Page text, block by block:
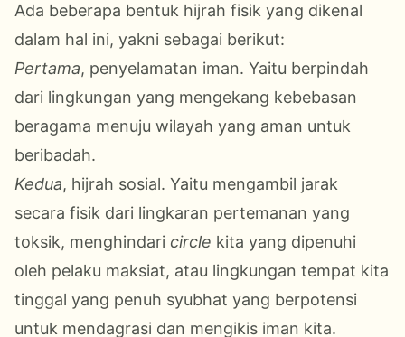
Ada beberapa bentuk hijrah fisik yang dikenal
dalam hal ini, yakni sebagai berikut:
Pertama, penyelamatan iman. Yaitu berpindah
dari lingkungan yang mengekang kebebasan
beragama menuju wilayah yang aman untuk
beribadah.
Kedua, hijrah sosial. Yaitu mengambil jarak
secara fisik dari lingkaran pertemanan yang
toksik, menghindari circle kita yang dipenuhi
oleh pelaku maksiat, atau lingkungan tempat kita
tinggal yang penuh syubhat yang berpotensi
untuk mendagrasi dan mengikis iman kita.